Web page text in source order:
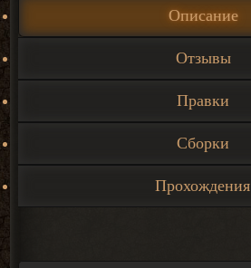
Описание
Отзывы
Правки
Сборки
Прохождения